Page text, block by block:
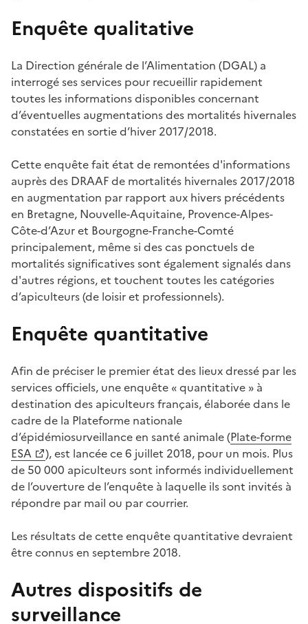
Enquête qualitative
La Direction générale de l’Alimentation (DGAL) a
interrogé ses services pour recueillir rapidement
toutes les informations disponibles concernant
d’éventuelles augmentations des mortalités hivernales
constatées en sortie d’hiver 2017/2018.
Cette enquête fait état de remontées d'informations
auprès des DRAAF de mortalités hivernales 2017/2018
en augmentation par rapport aux hivers précédents
en Bretagne, Nouvelle-Aquitaine, Provence-Alpes-
Côte-d’Azur et Bourgogne-Franche-Comté
principalement, même si des cas ponctuels de
mortalités significatives sont également signalés dans
d'autres régions, et touchent toutes les catégories
d’apiculteurs (de loisir et professionnels).
Enquête quantitative
Afin de préciser le premier état des lieux dressé par les
services officiels, une enquête « quantitative » à
destination des apiculteurs français, élaborée dans le
cadre de la Plateforme nationale
d’épidémiosurveillance en santé animale (Plate-forme
ESA
), est lancée ce 6 juillet 2018, pour un mois. Plus
de 50 000 apiculteurs sont informés individuellement
de l’ouverture de l’enquête à laquelle ils sont invités à
répondre par mail ou par courrier.
Les résultats de cette enquête quantitative devraient
être connus en septembre 2018.
Autres dispositifs de
surveillance